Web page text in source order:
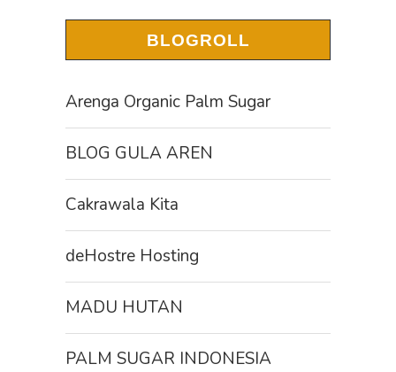
BLOGROLL
Arenga Organic Palm Sugar
BLOG GULA AREN
Cakrawala Kita
deHostre Hosting
MADU HUTAN
PALM SUGAR INDONESIA